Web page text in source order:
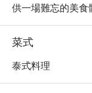
供一場難忘的美食
的氛圍，以及絕佳
享浪漫時光，或是
選擇。
・ 在 Mama's
菜式
泰式料理